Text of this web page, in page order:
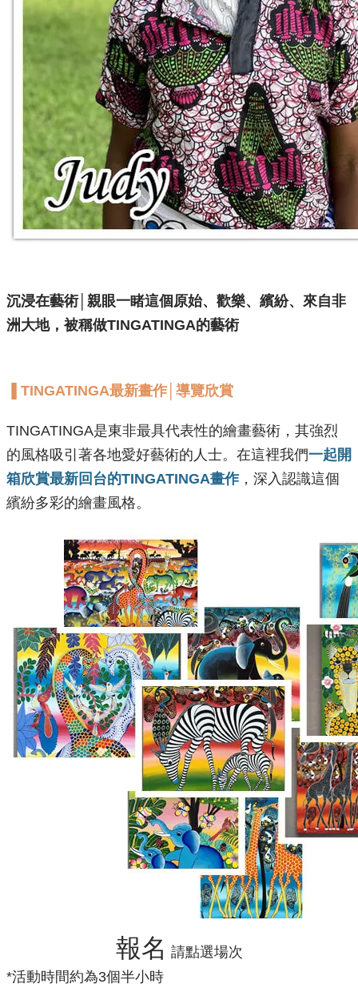
​沉浸在藝術│親眼一睹這個原始、歡樂、繽紛、來自非
洲大地，被稱做TINGATINGA的藝術
▐ TINGATINGA最新畫作│導覽欣賞
TINGATINGA是東非最具代表性的繪畫藝術，其強烈
的風格吸引著各地愛好藝術的人士。在這裡我們一起開
箱欣賞最新回台的TINGATINGA畫作，深入認識這個
繽紛多彩的繪畫風格。
報名 請點選場次
*活動時間約為3個半小時